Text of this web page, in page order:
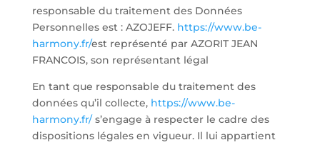
responsable du traitement des Données
Personnelles est : AZOJEFF. https://www.be-
harmony.fr/est représenté par AZORIT JEAN
FRANCOIS, son représentant légal
En tant que responsable du traitement des
données qu’il collecte, https://www.be-
harmony.fr/s’engage à respecter le cadre des
dispositions légales en vigueur. Il lui appartient